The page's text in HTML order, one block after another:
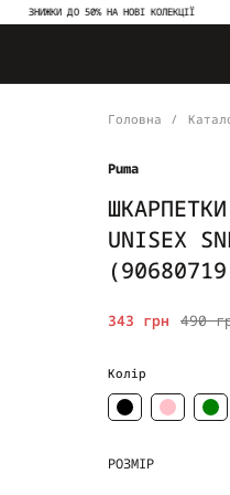
ЗНИЖКИ ДО 50% НА НОВІ КОЛЕКЦІЇ
Головна
Puma
UNISEX
490
343 грн
Колір
РОЗМІР